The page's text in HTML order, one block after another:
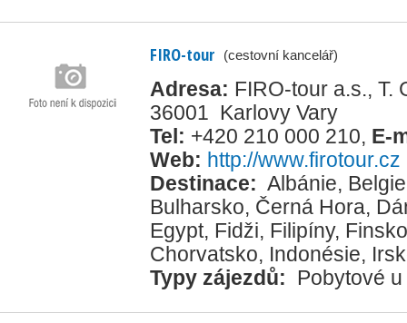
FIRO-tour (cestovní kancelář)
Adresa: FIRO-tour a.s., T.
36001 Karlovy Vary
Tel: +420 210 000 210, E-
Web: http://www.firotour.cz
Destinace: Albánie, Belgie
Bulharsko, Černá Hora,
Egypt, Fidži, Filipíny, Finsko
Chorvatsko, Indonésie,
Typy zájezdů:
Pobytové